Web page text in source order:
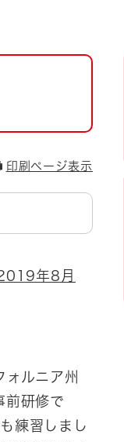
福祉・介護
情報
印刷ページ表示
年8月
ルニア州
前研修で
練習しまし